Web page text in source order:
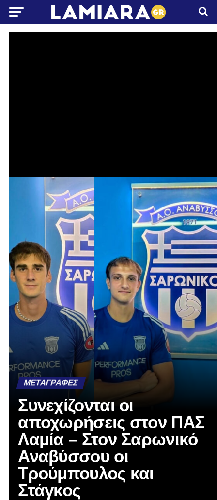
ΜΕΤΑΓΡΑΦΈΣ
Συνεχίζονται οι
αποχωρήσεις στον ΠΑΣ
Λαμία – Στον Σαρωνικό
Αναβύσσου οι
Τρούμπουλος και
Στάγκος